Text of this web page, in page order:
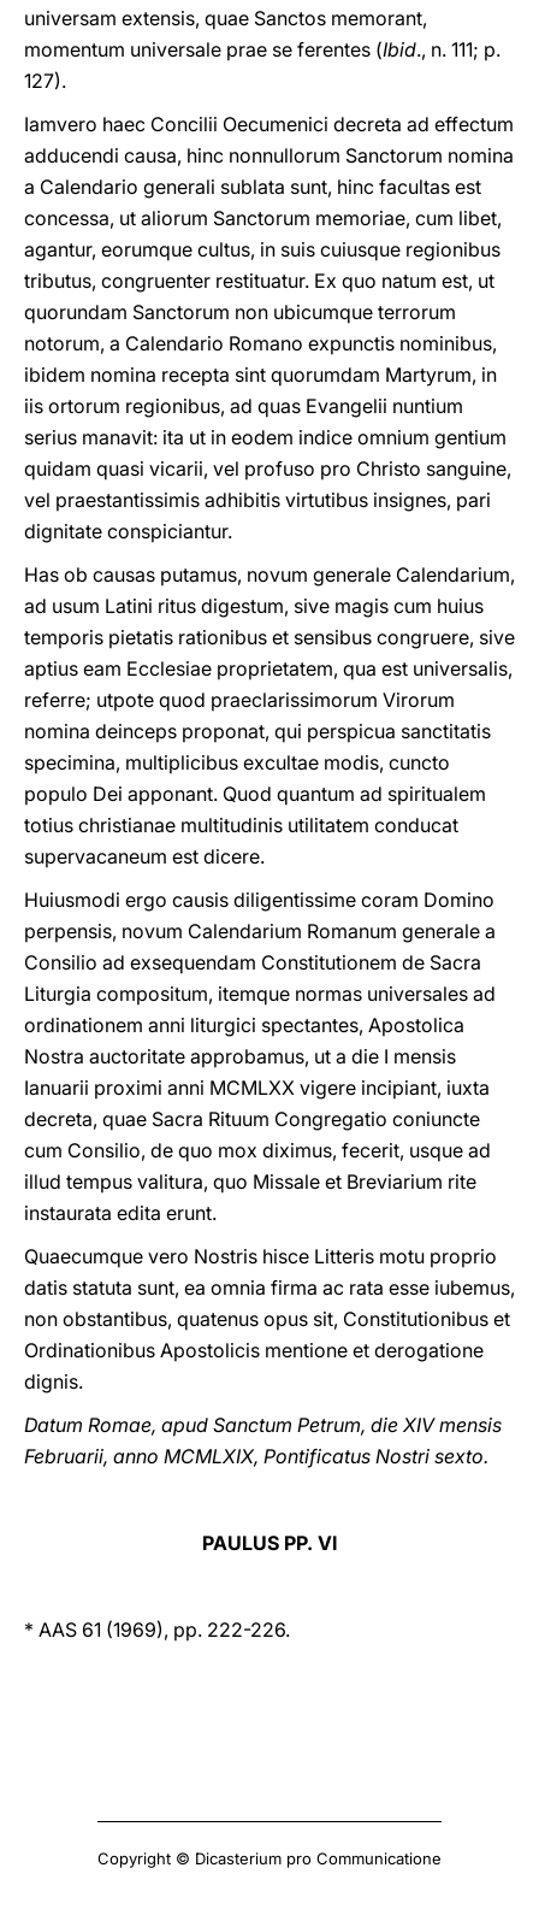
universam extensis, quae Sanctos memorant,
momentum universale prae se ferentes (Ibid., n. 111; p.
127).
Iamvero haec Concilii Oecumenici decreta ad effectum
adducendi causa, hinc nonnullorum Sanctorum nomina
a Calendario generali sublata sunt, hinc facultas est
concessa, ut aliorum Sanctorum memoriae, cum libet,
agantur, eorumque cultus, in suis cuiusque regionibus
tributus, congruenter restituatur. Ex quo natum est, ut
quorundam Sanctorum non ubicumque terrorum
notorum, a Calendario Romano expunctis nominibus,
ibidem nomina recepta sint quorumdam Martyrum, in
iis ortorum regionibus, ad quas Evangelii nuntium
serius manavit: ita ut in eodem indice omnium gentium
quidam quasi vicarii, vel profuso pro Christo sanguine,
vel praestantissimis adhibitis virtutibus insignes, pari
dignitate conspiciantur.
Has ob causas putamus, novum generale Calendarium,
ad usum Latini ritus digestum, sive magis cum huius
temporis pietatis rationibus et sensibus congruere, sive
aptius eam Ecclesiae proprietatem, qua est universalis,
referre; utpote quod praeclarissimorum Virorum
nomina deinceps proponat, qui perspicua sanctitatis
specimina, multiplicibus excultae modis, cuncto
populo Dei apponant. Quod quantum ad spiritualem
totius christianae multitudinis utilitatem conducat
supervacaneum est dicere.
Huiusmodi ergo causis diligentissime coram Domino
perpensis, novum Calendarium Romanum generale a
Consilio ad exsequendam Constitutionem de Sacra
Liturgia compositum, itemque normas universales ad
ordinationem anni liturgici spectantes, Apostolica
Nostra auctoritate approbamus, ut a die I mensis
Ianuarii proximi anni MCMLXX vigere incipiant, iuxta
decreta, quae Sacra Rituum Congregatio coniuncte
cum Consilio, de quo mox diximus, fecerit, usque ad
illud tempus valitura, quo Missale et Breviarium rite
instaurata edita erunt.
Quaecumque vero Nostris hisce Litteris motu proprio
datis statuta sunt, ea omnia firma ac rata esse iubemus,
non obstantibus, quatenus opus sit, Constitutionibus et
Ordinationibus Apostolicis mentione et derogatione
dignis.
Datum Romae, apud Sanctum Petrum, die XIV mensis
Februarii, anno MCMLXIX, Pontificatus Nostri sexto.
PAULUS PP. VI
* AAS 61 (1969), pp. 222-226.
Copyright © Dicasterium pro Communicatione